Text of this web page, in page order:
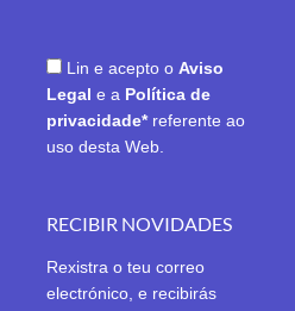
Lin e acepto o Aviso
Legal e a Política de
privacidade* referente ao
uso desta Web.
RECIBIR NOVIDADES
Rexistra o teu correo
electrónico, e recibirás